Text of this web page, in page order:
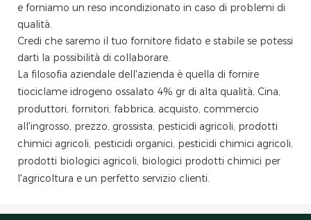
e forniamo un reso incondizionato in caso di problemi di
qualità.
Credi che saremo il tuo fornitore fidato e stabile se potessi
darti la possibilità di collaborare.
La filosofia aziendale dell'azienda è quella di fornire
tiociclame idrogeno ossalato 4% gr di alta qualità, Cina,
produttori, fornitori, fabbrica, acquisto, commercio
all'ingrosso, prezzo, grossista, pesticidi agricoli, prodotti
chimici agricoli, pesticidi organici, pesticidi chimici agricoli,
prodotti biologici agricoli, biologici prodotti chimici per
l'agricoltura e un perfetto servizio clienti.